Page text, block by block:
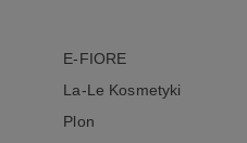
E-FIORE
La-Le Kosmetyki
Plon